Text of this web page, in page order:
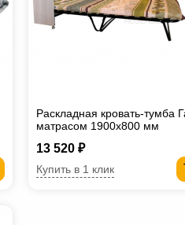
Раскладная кровать-тумба
матрасом 1900х800 мм
13 520 ₽
Купить в 1 клик